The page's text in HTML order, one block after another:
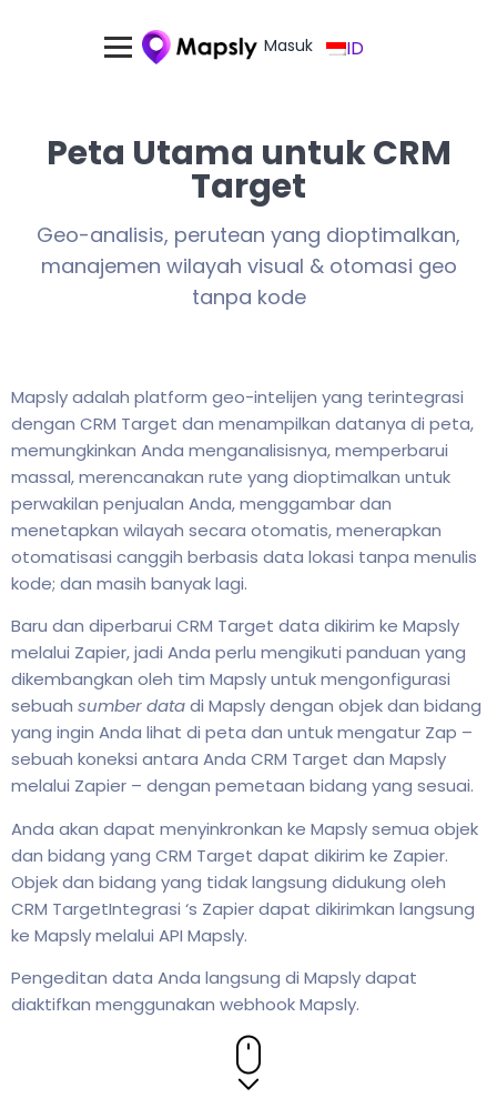
Masuk ID
Peta Utama untuk CRM
Target
Geo-analisis, perutean yang dioptimalkan,
manajemen wilayah visual & otomasi geo
tanpa kode
Mapsly adalah platform geo-intelijen yang terintegrasi
dengan CRM Target dan menampilkan datanya di peta,
memungkinkan Anda menganalisisnya, memperbarui
massal, merencanakan rute yang dioptimalkan untuk
perwakilan penjualan Anda, menggambar dan
menetapkan wilayah secara otomatis, menerapkan
otomatisasi canggih berbasis data lokasi tanpa menulis
kode; dan masih banyak lagi.
Baru dan diperbarui CRM Target data dikirim ke Mapsly
melalui Zapier, jadi Anda perlu mengikuti panduan yang
dikembangkan oleh tim Mapsly untuk mengonfigurasi
sebuah sumber datadi Mapsly dengan objek dan bidang
yang ingin Anda lihat di peta dan untuk mengatur Zap –
sebuah koneksi antara Anda CRM Target dan Mapsly
melalui Zapier – dengan pemetaan bidang yang sesuai.
Anda akan dapat menyinkronkan ke Mapsly semua objek
dan bidang yang CRM Target dapat dikirim ke Zapier.
Objek dan bidang yang tidak langsung didukung oleh
CRM TargetIntegrasi ‘s Zapier dapat dikirimkan langsung
ke Mapsly melalui API Mapsly.
Pengeditan data Anda langsung di Mapsly dapat
diaktifkan menggunakan webhook Mapsly.